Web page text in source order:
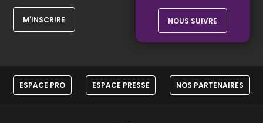
M'INSCRIRE NOUS SUIVRE
ESPACE PRO ESPACE PRESSE NOS PARTENAIRES